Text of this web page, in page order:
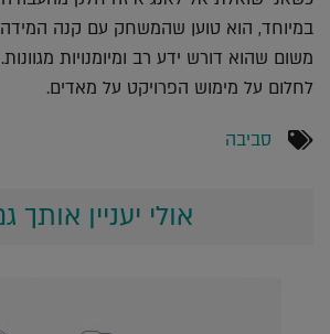
במיוחד, הוא טוען שהמשחק עם קנה
משום שהוא דורש ידע רב ומיומנויות
לחלום על מימוש הפרויקט על מאדים.
סביבה
אולי יעניין אותך